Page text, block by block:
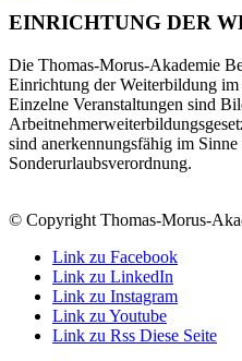
EINRICHTUNG DER
Die Thomas-Morus-Akademie
Einrichtung der Weiterbildung
Einzelne Veranstaltungen sind
sind anerkennungsfähig im
Sonderurlaubsverordnung.
© Copyright Thomas-Morus-
Link zu Facebook
Link zu LinkedIn
Link zu Instagram
Link zu Youtube
Link zu Rss Diese Seite